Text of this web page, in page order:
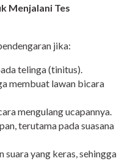
Menjalani Tes
jika:
telinga (tinitus).
membuat lawan bicara
mengulang ucapannya.
terutama pada suasana
yang keras, sehingga